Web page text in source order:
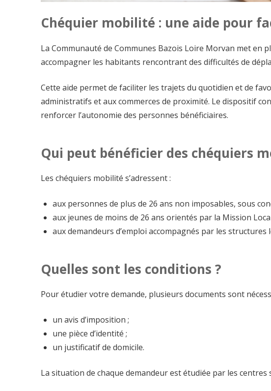
Chéquier mobilité : une aide pour
La Communauté de Communes Bazois Loire Morvan met en
accompagner les habitants rencontrant des difficultés de
Cette aide permet de faciliter les trajets du quotidien et de
administratifs et aux commerces de proximité. Le dispositif
renforcer l’autonomie des personnes bénéficiaires.
Qui peut bénéficier des chéquiers
Les chéquiers mobilité s’adressent :
aux personnes de plus de 26 ans non imposables, sous
aux jeunes de moins de 26 ans orientés par la Mission
aux demandeurs d’emploi accompagnés par les structures
Quelles sont les conditions ?
Pour étudier votre demande, plusieurs documents sont
un avis d’imposition ;
une pièce d’identité ;
un justificatif de domicile.
La situation de chaque demandeur est étudiée par les